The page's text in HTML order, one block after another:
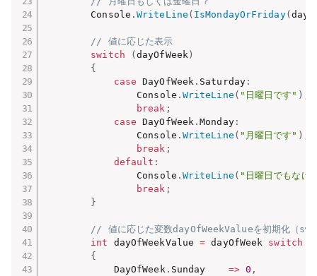
        Console
.WriteLine ( IsMondayOrFriday(
// 値に応じた表示
switch
(dayOfWeek )
{
case DayOfWeek . Saturday:
                Console
. WriteLine ( "日曜日です" )
break ;
case DayOfWeek .Monday:
                Console
. WriteLine ( "月曜日です" )
break ;
default :
                Console
. WriteLine ( "日曜日でもなけ
break ;
}
// 値に応じた変数dayOfWeekValueを初期化（
int
dayOfWeekValue = dayOfWeek switch
{
            DayOfWeek
. Sunday => 0 ,